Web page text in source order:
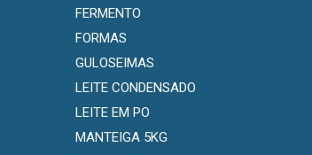
FERMENTO
FORMAS
GULOSEIMAS
LEITE CONDENSADO
LEITE EM PO
MANTEIGA 5KG